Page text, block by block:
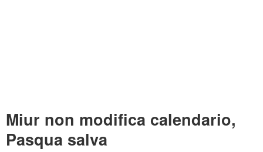
Miur non modifica calendario,
Pasqua salva